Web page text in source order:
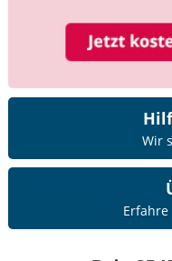
Wir
Erfahre